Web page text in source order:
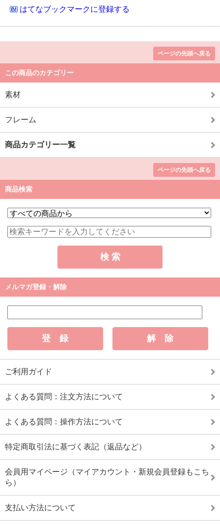
はてなブックマークに登録する
ページの先頭へ戻る
この商品のカテゴリー
素材
フレーム
商品カテゴリー一覧
ページの先頭へ戻る
商品検索
メルマガ登録・解除
ご利用ガイド
よくある質問：注文方法について
よくある質問：操作方法について
特定商取引法に基づく表記（返品など）
会員用マイページ（マイアカウント・新規会員登録もこち
ら）
支払い方法について